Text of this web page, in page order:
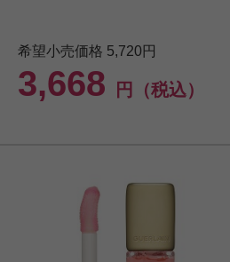
希望小売価格 5,720円
3,668 円（税込）